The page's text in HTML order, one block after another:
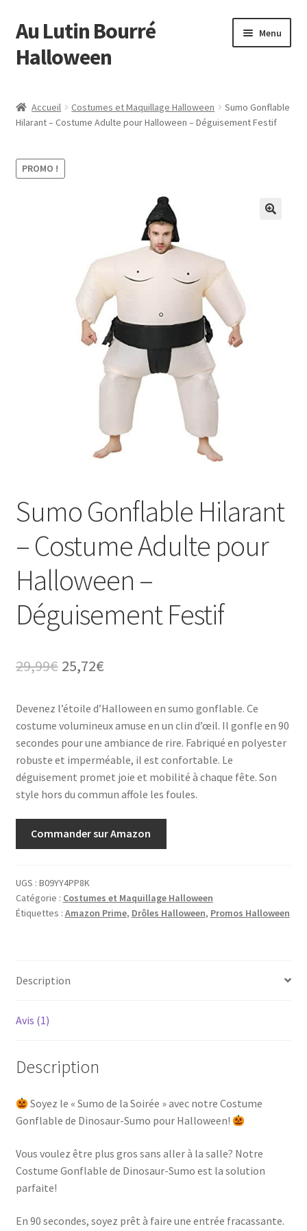
Aller
à
la
Aller
au
contenu
Au Lutin Bourré
Halloween
Menu
Bienvenue
Blog
Page d’exemple
Accueil Costumes et Maquillage Halloween
Sumo Gonflable
Hilarant – Costume Adulte pour Halloween – Déguisement Festif
PROMO !
Sumo Gonflable Hilarant
– Costume Adulte pour
Halloween –
Déguisement Festif
29,99€ Le
initial
était :
29,99€.
25,72€Le
actuel
est :
25,72€.
Devenez l’étoile d’Halloween en sumo gonflable. Ce
costume volumineux amuse en un clin d’œil. Il gonfle en 90
secondes pour une ambiance de rire. Fabriqué en polyester
robuste et imperméable, il est confortable. Le
déguisement promet joie et mobilité à chaque fête. Son
style hors du commun affole les foules.
Commander sur Amazon
UGS : B09YY4PP8K
Catégorie : Costumes et Maquillage Halloween
Étiquettes : Amazon Prime, Drôles Halloween, Promos Halloween
Description
Avis (1)
Description
Soyez le « Sumo de la Soirée » avec notre Costume
Gonflable de Dinosaur-Sumo pour Halloween!
Vous voulez être plus gros sans aller à la salle? Notre
Costume Gonflable de Dinosaur-Sumo est la solution
parfaite!
En 90 secondes, soyez prêt à faire une entrée fracassante.